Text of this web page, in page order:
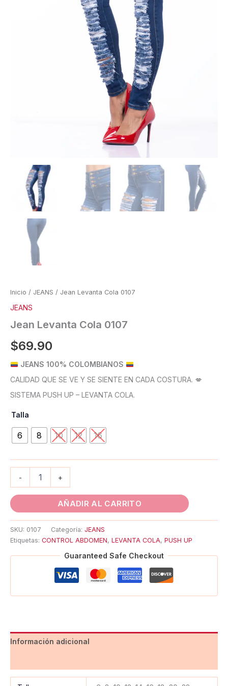
Inicio / JEANS / Jean Levanta Cola 0107
JEANS
Jean Levanta Cola 0107
$69.90
JEANS 100% COLOMBIANOS
CALIDAD QUE SE VE Y SE SIENTE EN CADA COSTURA. 💋
SISTEMA PUSH UP – LEVANTA COLA.
Talla
6 8 10 12 16
- +
AÑADIR AL CARRITO
SKU: 0107 Categoría: JEANS
Etiquetas: CONTROL ABDOMEN, LEVANTA COLA, PUSH UP
Guaranteed Safe Checkout
Información adicional